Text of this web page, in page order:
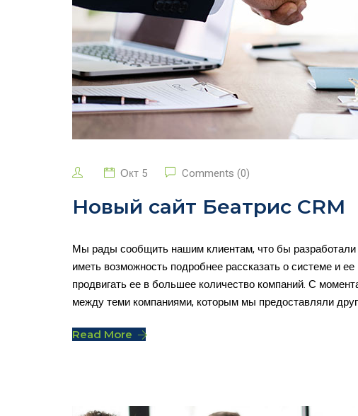
Окт 5 Comments (0)
Новый сайт Беатрис CRM
Мы рады сообщить нашим клиентам, что бы
иметь возможность подробнее рассказать о системе и
продвигать ее в большее количество компаний. С
между теми компаниями, которым мы предоставляли
Read More